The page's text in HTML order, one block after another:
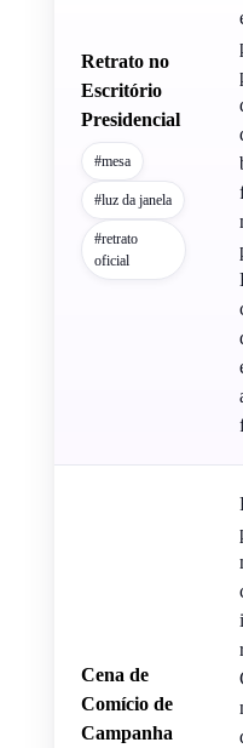
Retrato no
Escritório
Presidencial
#mesa
#luz da janela
#retrato
oficial
Cena de
Comício de
Campanha